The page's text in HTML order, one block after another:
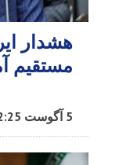
هشدار
مستقیم
5 آگوست 22:25